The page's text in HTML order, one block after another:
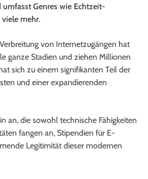
Genres wie Echtzeit-
mehr.
von Internetzugängen hat
ganze Stadien und ziehen Millionen
sich zu einem signifikanten Teil der
und einer expandierenden
an, die sowohl technische Fähigkeiten
fangen an, Stipendien für E-
Legitimität dieser modernen